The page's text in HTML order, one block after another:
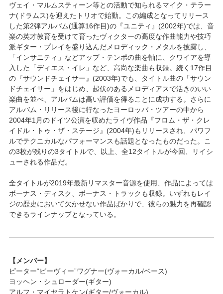
ヴェイ・マルムスティーン等との活動で知られるマイク・テラー
ナ(ドラムス)を迎えたトリオで始動。この編成となってリリース
した第2弾アルバム(通算16作目)の『ユニティ』(2002年)では、音
楽の英才教育を受けて育ったヴィクターの高度な作曲能力や技巧
派ギター・プレイを盛り込んだメロディック・メタルを披露し、
「インサニティ」などアップ・テンポの曲を軸に、クワイアを導
入した「ディエス・イレ」など、高尚な楽曲も収録。続く17作目
の『サウンドチェイサー』(2003年)でも、タイトル曲の「サウン
ドチェイサー」をはじめ、起伏のあるメロディアスで活きのいい
楽曲を並べ、アルバムは高い評価を得ることに成功する。さらに
アルバム・リリース後に行なったヨーロッパ・ツアーの中から
2004年1月のドイツ公演を収めたライヴ作品『フロム・ザ・クレ
イドル・トゥ・ザ・ステージ』(2004年)もリリースされ、パワフ
ルでテクニカルなパフォーマンスも話題となったものだった。こ
の3枚が残りの3タイトルで、以上、全12タイトルが今回、リイシ
ューされる作品だ。
全タイトルが2019年最新リマスター音源を使用、作品によっては
ボーナス・ディスク、ボーナス・トラックも収録。いずれもレイ
ジの歴史において欠かせない作品ばかりで、彼らの魅力を再確認
できるラインナップとなっている。
【メンバー】
ピーター“ピーヴィー”ワグナー(ヴォーカル/ベース)
ヨッヘン・シュローダー(ギター)
アルフ・マイヤラトケン(ギター/ヴォーカル)